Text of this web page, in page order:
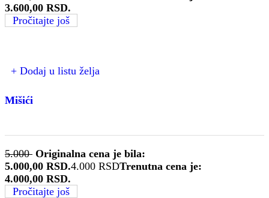
3.600,00 RSD.
Pročitajte još
+ Dodaj u listu želja
Mišići
5.000 Originalna cena je bila:
5.000,00 RSD.4.000 RSDTrenutna cena je:
4.000,00 RSD.
Pročitajte još